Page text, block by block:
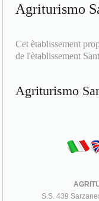
Agriturismo
Cet ètablissement
de l'ètablissement
Agriturismo
S.S. 439